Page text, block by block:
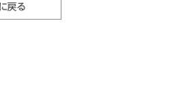
戻る